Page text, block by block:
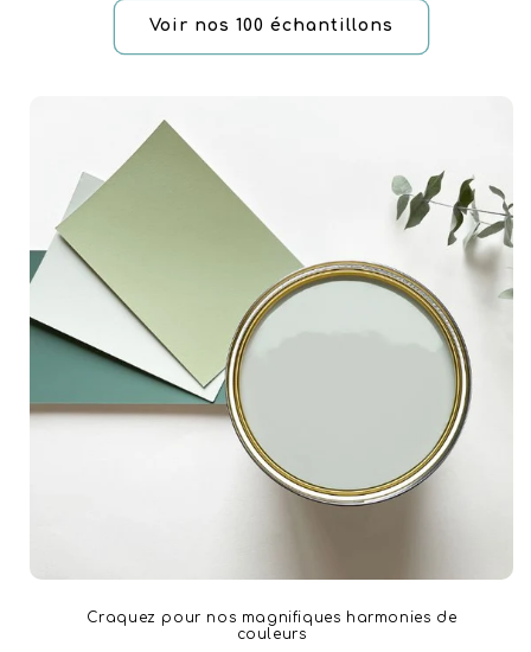
Voir nos 100 échantillons
Craquez pour nos magnifiques harmonies de
couleurs